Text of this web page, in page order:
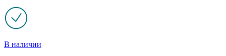
В наличии